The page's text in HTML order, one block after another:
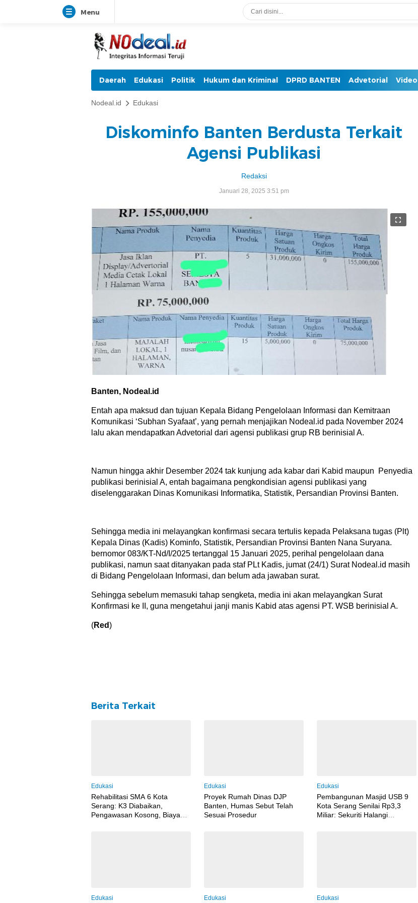
Menu
Daerah Edukasi Politik Hukum dan Kriminal DPRD BANTEN Advetorial Video
Nodeal.id Edukasi
Diskominfo Banten Berdusta Terkait
Agensi Publikasi
Redaksi
Januari 28, 2025 3:51 pm
Banten, Nodeal.id
Entah apa maksud dan tujuan Kepala Bidang Pengelolaan Informasi dan Kemitraan
Komunikasi ‘Subhan Syafaat’, yang pernah menjajikan Nodeal.id pada November 2024
lalu akan mendapatkan Advetorial dari agensi publikasi grup RB berinisial A.
Namun hingga akhir Desember 2024 tak kunjung ada kabar dari Kabid maupun Penyedia
publikasi berinisial A, entah bagaimana pengkondisian agensi publikasi yang
diselenggarakan Dinas Komunikasi Informatika, Statistik, Persandian Provinsi Banten.
Sehingga media ini melayangkan konfirmasi secara tertulis kepada Pelaksana tugas (Plt)
Kepala Dinas (Kadis) Kominfo, Statistik, Persandian Provinsi Banten Nana Suryana.
bernomor 083/KT-Nd/I/2025 tertanggal 15 Januari 2025, perihal pengelolaan dana
publikasi, namun saat ditanyakan pada staf PLt Kadis, jumat (24/1) Surat Nodeal.id masih
di Bidang Pengelolaan Informasi, dan belum ada jawaban surat.
Sehingga sebelum memasuki tahap sengketa, media ini akan melayangkan Surat
Konfirmasi ke II, guna mengetahui janji manis Kabid atas agensi PT. WSB berinisial A.
(Red)
Berita Terkait
Edukasi
Rehabilitasi SMA 6 Kota
Serang: K3 Diabaikan,
Pengawasan Kosong, Biaya
Edukasi
Proyek Rumah Dinas DJP
Banten, Humas Sebut Telah
Sesuai Prosedur
Edukasi
Pembangunan Masjid USB 9
Kota Serang Senilai Rp3,3
Miliar: Sekuriti Halangi
Edukasi Edukasi Edukasi